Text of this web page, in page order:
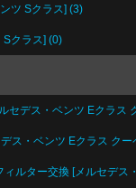
ツ Sクラス] (3)
クラス] (0)
デス・ベンツ Eクラス
ス・ベンツ Eクラス クー
ルター交換 [メルセデス